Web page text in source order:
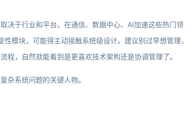
决于行业和平台。在通信、数据中心、AI加速这些热门领
模块，可能得主动接触系统级设计。建议别过早想管理，
，自然就能看到是更喜欢技术架构还是协调管理了。
杂系统问题的关键人物。